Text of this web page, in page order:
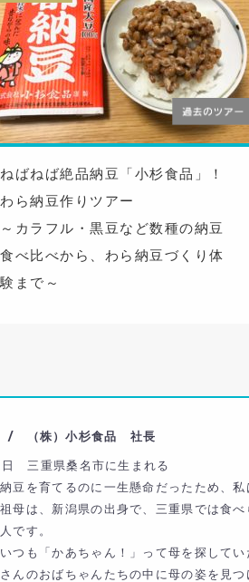
ねばねば絶品納豆「小杉食品」！
わら納豆作りツアー
～カラフル・黒豆など数種の納豆
食べ比べから、わら納豆づくり体
験まで～
/ （株）小杉食品 社長
三重県桑名市に生まれる
豆を育てるのに一生懸命だったため、
母は、新潟県の出身で、三重県では食
です。
つも「かあちゃん！」って母を探して
んのおばちゃんたちの中に母の姿を見